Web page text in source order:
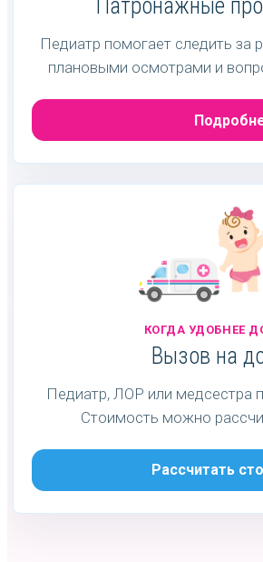
Патронажные
Педиатр помогает следить за
плановыми осмотрами и
КОГДА УДОБНЕЕ
Вызов на
Педиатр, ЛОР или медсестра
Стоимость можно
Рассчитать